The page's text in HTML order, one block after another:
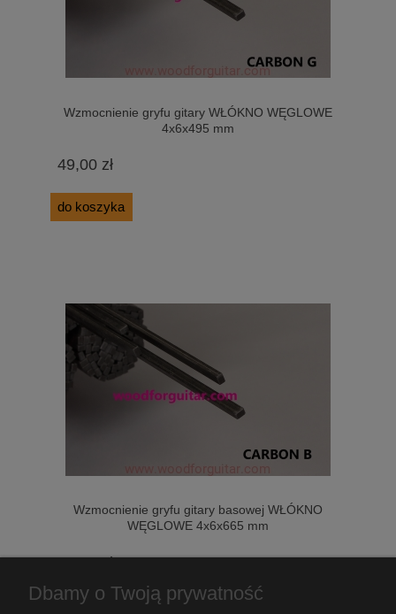
Wzmocnienie gryfu gitary WŁÓKNO WĘGLOWE
4x6x495 mm
49,00 zł
do koszyka
Wzmocnienie gryfu gitary basowej WŁÓKNO
WĘGLOWE 4x6x665 mm
59,00 zł
do koszyka
Dbamy o Twoją prywatność